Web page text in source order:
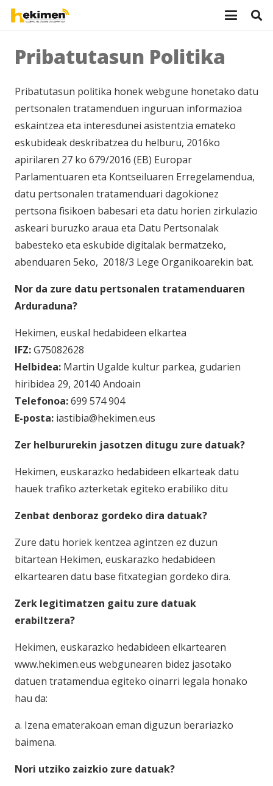
Pribatutasun Politika
Pribatutasun politika honek webgune honetako datu
pertsonalen tratamenduen inguruan informazioa
eskaintzea eta interesdunei asistentzia emateko
eskubideak deskribatzea du helburu, 2016ko
apirilaren 27 ko 679/2016 (EB) Europar
Parlamentuaren eta Kontseiluaren Erregelamendua,
datu pertsonalen tratamenduari dagokionez
pertsona fisikoen babesari eta datu horien zirkulazio
askeari buruzko araua eta Datu Pertsonalak
babesteko eta eskubide digitalak bermatzeko,
abenduaren 5eko, 2018/3 Lege Organikoarekin bat.
Nor da zure datu pertsonalen tratamenduaren
Arduraduna?
Hekimen, euskal hedabideen elkartea
IFZ:G75082628
Helbidea: Martin Ugalde kultur parkea, gudarien
hiribidea 29, 20140 Andoain
Telefonoa:699 574 904
E-posta: iastibia@hekimen.eus
Zer helbururekin jasotzen ditugu zure datuak?
Hekimen, euskarazko hedabideen elkarteak datu
hauek trafiko azterketak egiteko erabiliko ditu
Zenbat denboraz gordeko dira datuak?
Zure datu horiek kentzea agintzen ez duzun
bitartean Hekimen, euskarazko hedabideen
elkartearen datu base fitxategian gordeko dira.
Zerk legitimatzen gaitu zure datuak
erabiltzera?
Hekimen, euskarazko hedabideen elkartearen
www.hekimen.eus webgunearen bidez jasotako
datuen tratamendua egiteko oinarri legala honako
hau da:
a. Izena ematerakoan eman diguzun berariazko
baimena.
Nori utziko zaizkio zure datuak?